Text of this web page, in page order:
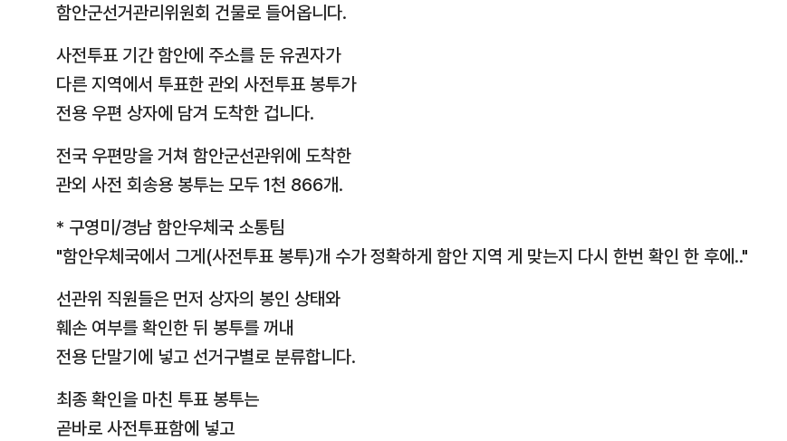
함안군선거관리위원회 건물로 들어옵니다.
사전투표 기간 함안에 주소를 둔 유권자가
다른 지역에서 투표한 관외 사전투표 봉투가
전용 우편 상자에 담겨 도착한 겁니다.
전국 우편망을 거쳐 함안군선관위에 도착한
관외 사전 회송용 봉투는 모두 1천 866개.
* 구영미/경남 함안우체국 소통팀
"함안우체국에서 그게(사전투표 봉투)개 수가 정확하게 함안 지역 게 맞는지 다시 한번 확인 한 후에.."
선관위 직원들은 먼저 상자의 봉인 상태와
훼손 여부를 확인한 뒤 봉투를 꺼내
전용 단말기에 넣고 선거구별로 분류합니다.
최종 확인을 마친 투표 봉투는
곧바로 사전투표함에 넣고